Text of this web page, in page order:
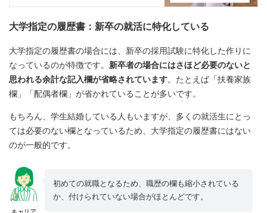
大学指定の履歴書：新卒の就活に特化している
大学指定の履歴書の場合には、新卒の採用試験に特化した作りに
なっているのが特徴です。 新卒者の場合にはさほど必要のないと
思われる余計な記入欄が省略されています。たとえば「扶養家族
欄」「配偶者欄」が省かれていることが多いです。
もちろん、学生結婚している人もいますが、多くの就活生にとっ
ては必要のない欄となっているため、大学指定の履歴書にはない
のが一般的です。
キャリア
初めての就職となるため、職歴の欄も縮小されている
か、付けられていない場合がほとんどです。